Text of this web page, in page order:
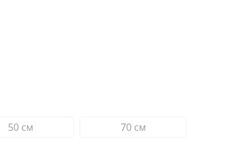
50 см 70 см